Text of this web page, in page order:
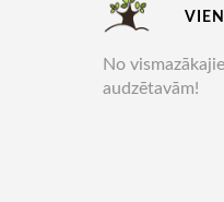
No
audzētavām!